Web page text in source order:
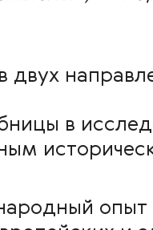
двух
в
опыт